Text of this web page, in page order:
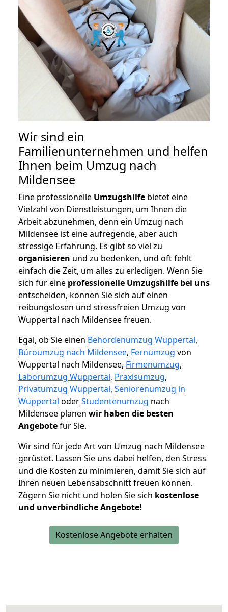
Wir sind ein
Familienunternehmen und helfen
Ihnen beim Umzug nach
Mildensee
Eine professionelle Umzugshilfe bietet eine
Vielzahl von Dienstleistungen, um Ihnen die
Arbeit abzunehmen, denn ein Umzug nach
Mildensee ist eine aufregende, aber auch
stressige Erfahrung. Es gibt so viel zu
organisieren und zu bedenken, und oft fehlt
einfach die Zeit, um alles zu erledigen. Wenn Sie
sich für eine professionelle Umzugshilfe bei uns
entscheiden, können Sie sich auf einen
reibungslosen und stressfreien Umzug von
Wuppertal nach Mildensee freuen.
Egal, ob Sie einen Behördenumzug Wuppertal,
Büroumzug nach Mildensee, Fernumzug von
Wuppertal nach Mildensee, Firmenumzug,
Laborumzug Wuppertal, Praxisumzug,
Privatumzug Wuppertal, Seniorenumzug in
Wuppertal oderStudentenumzug nach
Mildensee planen wir haben die besten
Angebotefür Sie.
Wir sind für jede Art von Umzug nach Mildensee
gerüstet. Lassen Sie uns dabei helfen, den Stress
und die Kosten zu minimieren, damit Sie sich auf
Ihren neuen Lebensabschnitt freuen können.
Zögern Sie nicht und holen Sie sich kostenlose
und unverbindliche Angebote!
Kostenlose Angebote erhalten